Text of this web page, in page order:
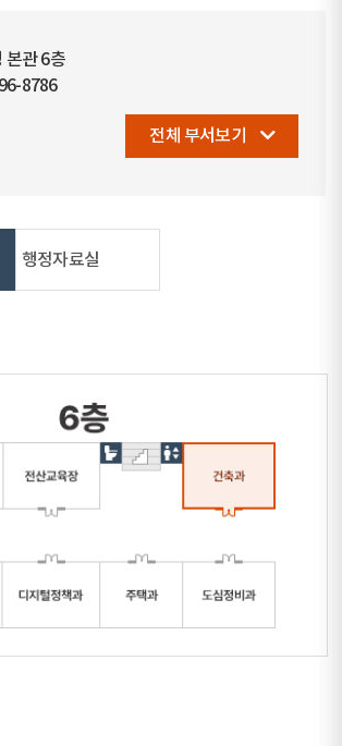
본관 6층
8786
전체 부서보기
행정자료실